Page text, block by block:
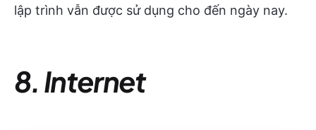
lập trình vẫn được sử dụng cho đến ngày nay.
8. Internet